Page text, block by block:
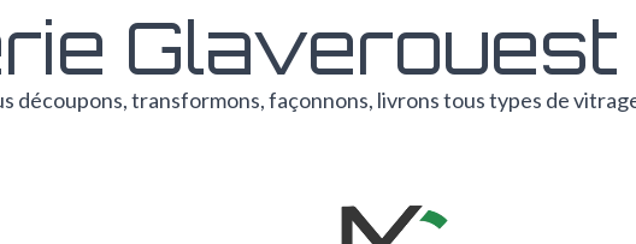
Glaverouest
découpons, transformons, façonnons, livrons tous types de